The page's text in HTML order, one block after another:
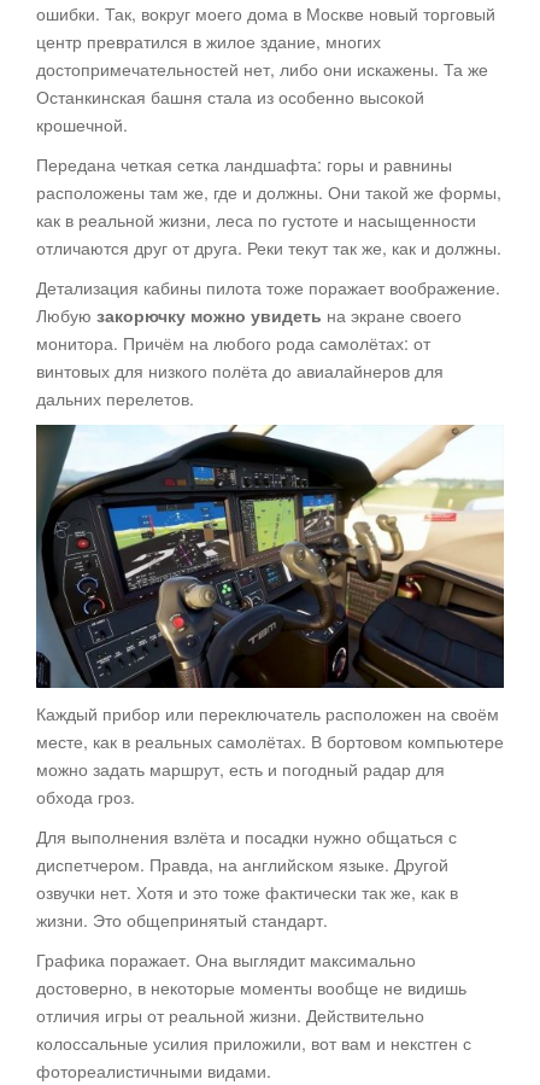
ошибки. Так, вокруг моего дома в Москве новый торговый
центр превратился в жилое здание, многих
достопримечательностей нет, либо они искажены. Та же
Останкинская башня стала из особенно высокой
крошечной.
Передана четкая сетка ландшафта: горы и равнины
расположены там же, где и должны. Они такой же формы,
как в реальной жизни, леса по густоте и насыщенности
отличаются друг от друга. Реки текут так же, как и должны.
Детализация кабины пилота тоже поражает воображение.
Любую закорючку можно увидеть на экране своего
монитора. Причём на любого рода самолётах: от
винтовых для низкого полёта до авиалайнеров для
дальних перелетов.
Каждый прибор или переключатель расположен на своём
месте, как в реальных самолётах. В бортовом компьютере
можно задать маршрут, есть и погодный радар для
обхода гроз.
Для выполнения взлёта и посадки нужно общаться с
диспетчером. Правда, на английском языке. Другой
озвучки нет. Хотя и это тоже фактически так же, как в
жизни. Это общепринятый стандарт.
Графика поражает. Она выглядит максимально
достоверно, в некоторые моменты вообще не видишь
отличия игры от реальной жизни. Действительно
колоссальные усилия приложили, вот вам и некстген с
фотореалистичными видами.